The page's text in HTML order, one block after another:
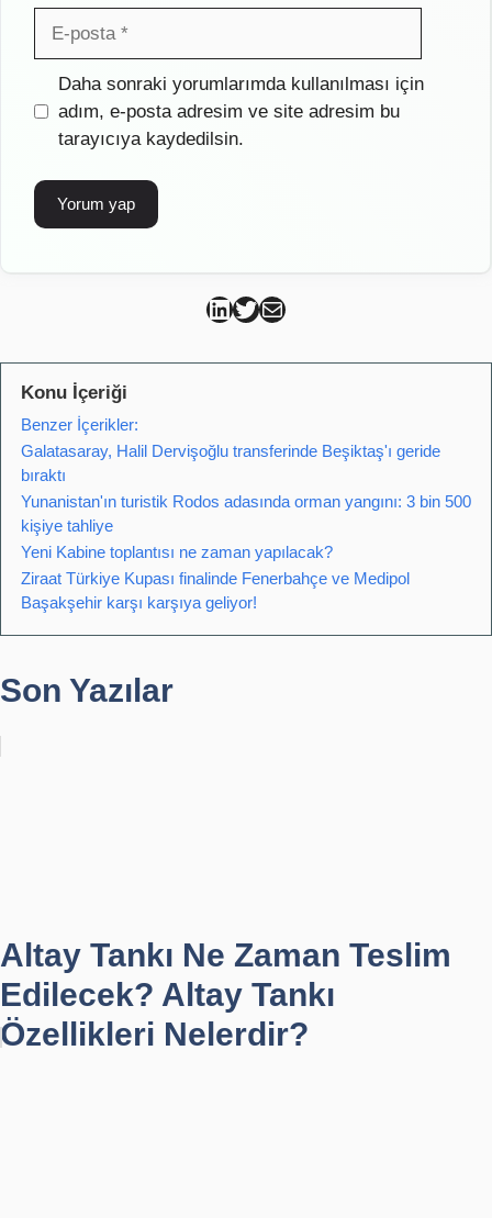
posta
İnternet
sitesi
Daha sonraki yorumlarımda kullanılması için
adım, e-posta adresim ve site adresim bu
tarayıcıya kaydedilsin.
Can Kütahya Linkedin
Can Kütahya Twitter
Can Kütahya Mail
Konu İçeriği
Benzer İçerikler:
Galatasaray, Halil Dervişoğlu transferinde Beşiktaş'ı geride
bıraktı
Yunanistan'ın turistik Rodos adasında orman yangını: 3 bin 500
kişiye tahliye
Yeni Kabine toplantısı ne zaman yapılacak?
Ziraat Türkiye Kupası finalinde Fenerbahçe ve Medipol
Başakşehir karşı karşıya geliyor!
Son Yazılar
Altay Tankı Ne Zaman Teslim
Edilecek? Altay Tankı
Özellikleri Nelerdir?